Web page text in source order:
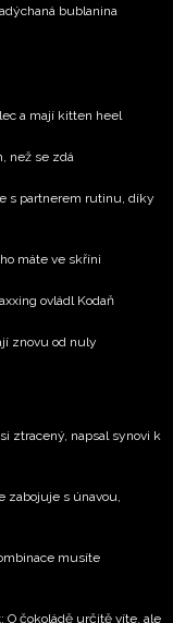
bublanina
a mají kitten heel
než se zdá
s partnerem rutinu, díky
máte ve skříni
ovládl Kodaň
znovu od nuly
ztracený, napsal synovi k
zabojuje s únavou,
musíte
O čokoládě určitě víte, ale